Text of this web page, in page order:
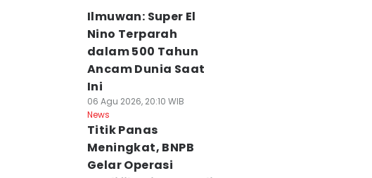
Ilmuwan: Super El
Nino Terparah
dalam 500 Tahun
Ancam Dunia Saat
Ini
06 Agu 2026, 20:10 WIB
News
Titik Panas
Meningkat, BNPB
Gelar Operasi